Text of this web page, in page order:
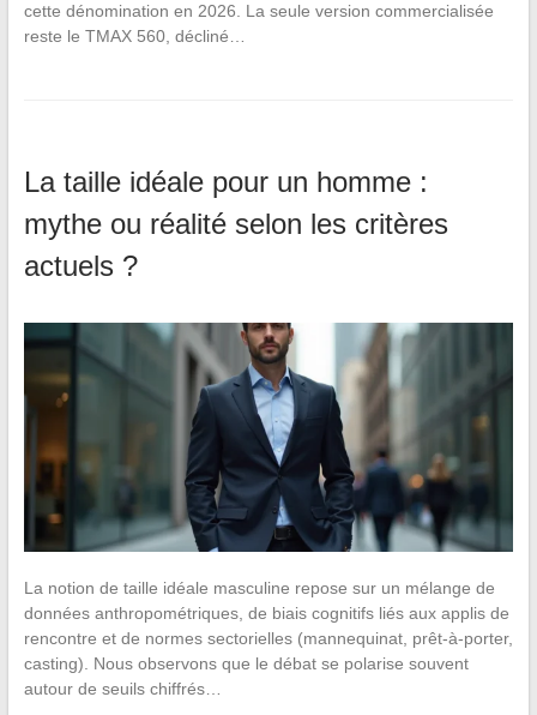
cette dénomination en 2026. La seule version commercialisée
reste le TMAX 560, décliné…
La taille idéale pour un homme :
mythe ou réalité selon les critères
actuels ?
La notion de taille idéale masculine repose sur un mélange de
données anthropométriques, de biais cognitifs liés aux applis de
rencontre et de normes sectorielles (mannequinat, prêt-à-porter,
casting). Nous observons que le débat se polarise souvent
autour de seuils chiffrés…